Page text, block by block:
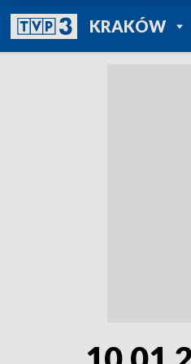
KRAKÓW
POWRÓT
TVP